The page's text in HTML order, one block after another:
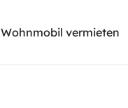
Wohnmobil vermieten